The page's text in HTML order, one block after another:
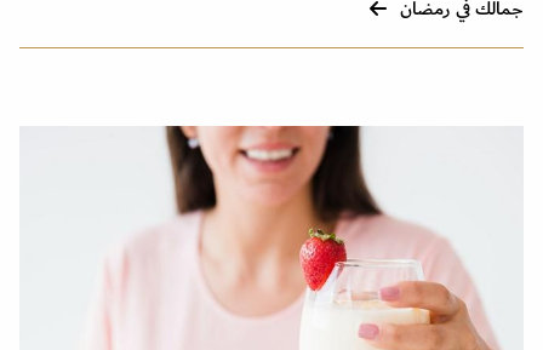
جمالك في رمضان